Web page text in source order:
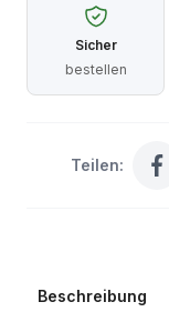
Sicher
bestellen
Teilen:
Beschreibung